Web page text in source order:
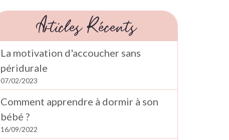
Articles Récents
La motivation d'accoucher sans
péridurale
07/02/2023
Comment apprendre à dormir à son
bébé ?
16/09/2022